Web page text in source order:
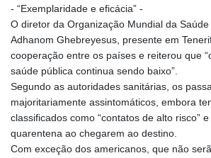
- “Exemplaridade e eficácia” -
O diretor da Organização Mundial da
Adhanom Ghebreyesus, presente em
cooperação entre os países e reiterou que
saúde pública continua sendo baixo”.
Segundo as autoridades sanitárias, os
majoritariamente assintomáticos, embora
classificados como “contatos de alto risco”
quarentena ao chegarem ao destino.
Com exceção dos americanos, que não